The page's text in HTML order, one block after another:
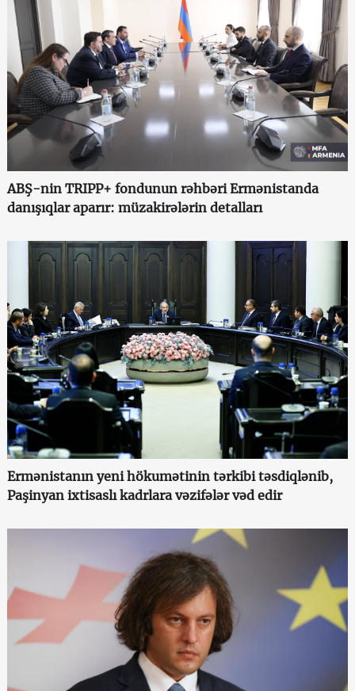
ABŞ-nin TRIPP+ fondunun rəhbəri Ermənistanda
danışıqlar aparır: müzakirələrin detalları
Ermənistanın yeni hökumətinin tərkibi təsdiqlənib,
Paşinyan ixtisaslı kadrlara vəzifələr vəd edir